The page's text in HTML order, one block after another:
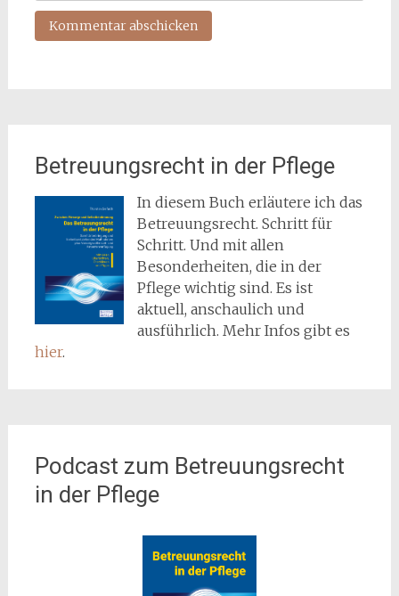
Betreuungsrecht in der Pflege
In diesem Buch erläutere ich das
Betreuungsrecht. Schritt für
Schritt. Und mit allen
Besonderheiten, die in der
Pflege wichtig sind. Es ist
aktuell, anschaulich und
ausführlich. Mehr Infos gibt es
hier.
Podcast zum Betreuungsrecht
in der Pflege